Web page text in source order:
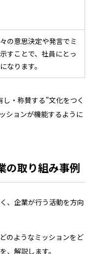
の意思決定や発言でミ
すことで、社員にとっ
なります。
・称賛する”文化をつく
ションが機能するように
の取り組み事例
、企業が行う活動を方向
のようなミッションをど
、解説します。